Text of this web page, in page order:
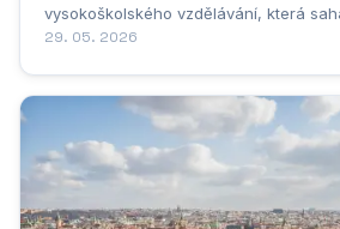
vysokoškolského vzdělávání, která
minulosti a odráží historický vývoj
29. 05. 2026